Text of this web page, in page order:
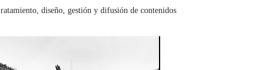
ratamiento, diseño, gestión y difusión de contenidos